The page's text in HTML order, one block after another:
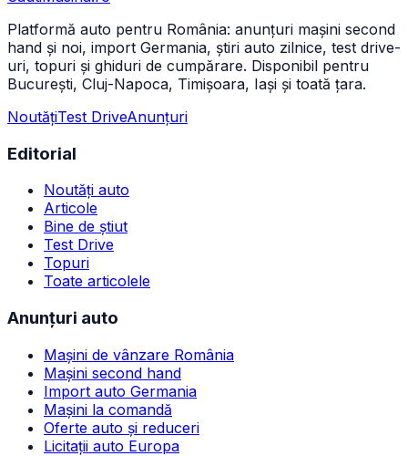
Platformă auto pentru România: anunțuri mașini second
hand și noi, import Germania, știri auto zilnice, test drive-
uri, topuri și ghiduri de cumpărare. Disponibil pentru
București, Cluj-Napoca, Timișoara, Iași și toată țara.
NoutățiTest DriveAnunțuri
Editorial
Noutăți auto
Articole
Bine de știut
Test Drive
Topuri
Toate articolele
Anunțuri auto
Mașini de vânzare România
Mașini second hand
Import auto Germania
Mașini la comandă
Oferte auto și reduceri
Licitații auto Europa